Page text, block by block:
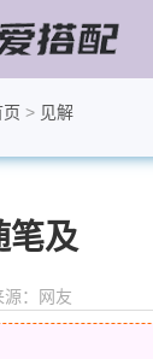
> 见解
笔及
源：网友